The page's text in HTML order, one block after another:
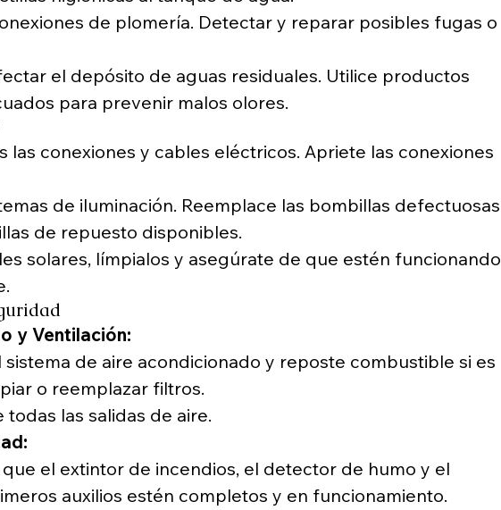
de plomería. Detectar y reparar posibles fugas o
el depósito de aguas residuales. Utilice productos
para prevenir malos olores.
las conexiones y cables eléctricos. Apriete las conexiones
de iluminación. Reemplace las bombillas defectuosas
de repuesto disponibles.
solares, límpialos y asegúrate de que estén funcionando
y Ventilación:
de aire acondicionado y reposte combustible si es
o reemplazar filtros.
todas las salidas de aire.
el extintor de incendios, el detector de humo y el
auxilios estén completos y en funcionamiento.